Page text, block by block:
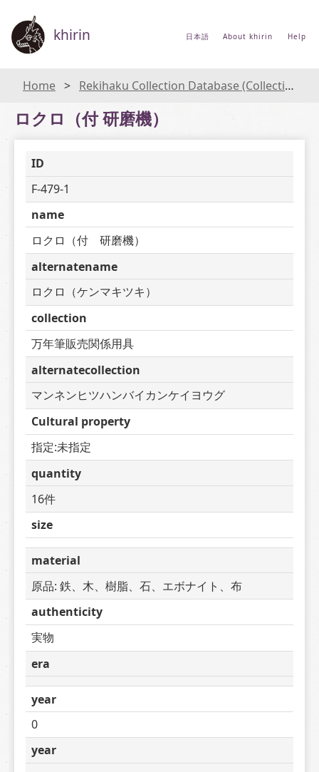
khirin 日本語 About khirin Help
Home Rekihaku Collection Database (Collections Database of the National Museum of Japanese History)
ロクロ（付 研磨機）
ID
F-479-1
name
ロクロ（付　研磨機）
alternatename
ロクロ（ケンマキツキ）
collection
万年筆販売関係用具
alternatecollection
マンネンヒツハンバイカンケイヨウグ
Cultural property
指定:未指定
quantity
16件
size
material
原品: 鉄、木、樹脂、石、エボナイト、布
authenticity
実物
era
year
0
year